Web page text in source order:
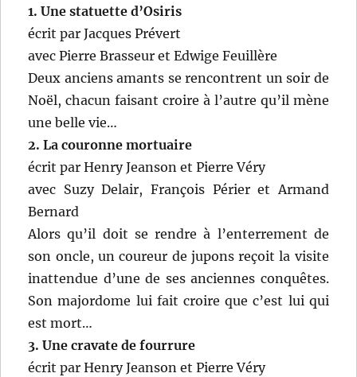
1. Une statuette d’Osiris
écrit par Jacques Prévert
avec Pierre Brasseur et Edwige Feuillère
Deux anciens amants se rencontrent un soir de
Noël, chacun faisant croire à l’autre qu’il mène
une belle vie…
2. La couronne mortuaire
écrit par Henry Jeanson et Pierre Véry
avec Suzy Delair, François Périer et Armand
Bernard
Alors qu’il doit se rendre à l’enterrement de
son oncle, un coureur de jupons reçoit la visite
inattendue d’une de ses anciennes conquêtes.
Son majordome lui fait croire que c’est lui qui
est mort…
3. Une cravate de fourrure
écrit par Henry Jeanson et Pierre Véry